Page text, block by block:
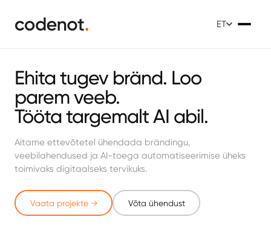
ET
Ehita tugev bränd. Loo
parem veeb.
Tööta targemalt AI abil.
Aitame ettevõtetel ühendada brändingu,
veebilahendused ja AI-toega automatiseerimise üheks
toimivaks digitaalseks tervikuks.
Vaata projekte → Võta ühendust